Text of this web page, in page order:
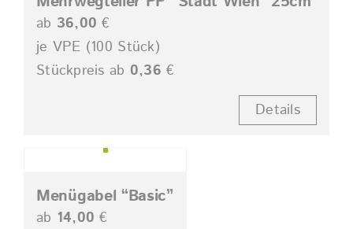
ab 36,00 €
je VPE (100 Stück)
Stückpreis ab 0,36 €
Details
Menügabel “Basic”
ab 14,00 €